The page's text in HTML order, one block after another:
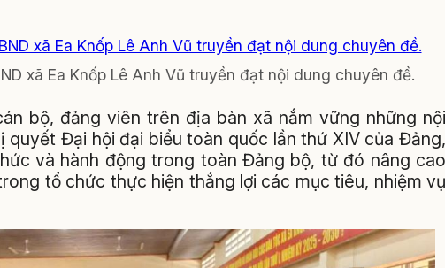
xã Ea Knốp Lê Anh Vũ truyền đạt nội dung chuyên đề.
bộ, đảng viên trên địa bàn xã nắm vững những nội
Đại hội đại biểu toàn quốc lần thứ XIV của Đảng,
và hành động trong toàn Đảng bộ, từ đó nâng cao
tổ chức thực hiện thắng lợi các mục tiêu, nhiệm vụ